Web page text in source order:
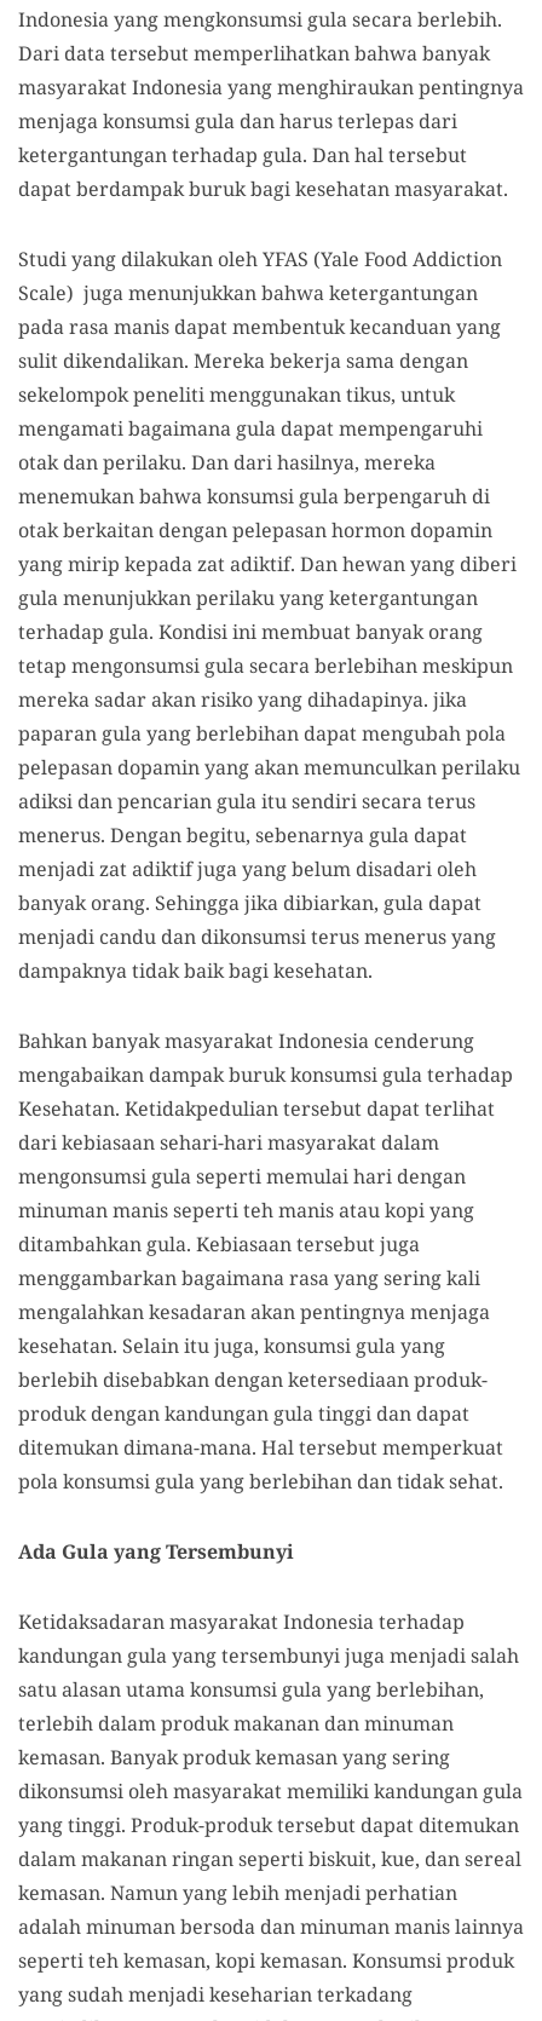
Indonesia yang mengkonsumsi gula secara berlebih.
Dari data tersebut memperlihatkan bahwa banyak
masyarakat Indonesia yang menghiraukan pentingnya
menjaga konsumsi gula dan harus terlepas dari
ketergantungan terhadap gula. Dan hal tersebut
dapat berdampak buruk bagi kesehatan masyarakat.
Studi yang dilakukan oleh YFAS (Yale Food Addiction
Scale) juga menunjukkan bahwa ketergantungan
pada rasa manis dapat membentuk kecanduan yang
sulit dikendalikan. Mereka bekerja sama dengan
sekelompok peneliti menggunakan tikus, untuk
mengamati bagaimana gula dapat mempengaruhi
otak dan perilaku. Dan dari hasilnya, mereka
menemukan bahwa konsumsi gula berpengaruh di
otak berkaitan dengan pelepasan hormon dopamin
yang mirip kepada zat adiktif. Dan hewan yang diberi
gula menunjukkan perilaku yang ketergantungan
terhadap gula. Kondisi ini membuat banyak orang
tetap mengonsumsi gula secara berlebihan meskipun
mereka sadar akan risiko yang dihadapinya. jika
paparan gula yang berlebihan dapat mengubah pola
pelepasan dopamin yang akan memunculkan perilaku
adiksi dan pencarian gula itu sendiri secara terus
menerus. Dengan begitu, sebenarnya gula dapat
menjadi zat adiktif juga yang belum disadari oleh
banyak orang. Sehingga jika dibiarkan, gula dapat
menjadi candu dan dikonsumsi terus menerus yang
dampaknya tidak baik bagi kesehatan.
Bahkan banyak masyarakat Indonesia cenderung
mengabaikan dampak buruk konsumsi gula terhadap
Kesehatan. Ketidakpedulian tersebut dapat terlihat
dari kebiasaan sehari-hari masyarakat dalam
mengonsumsi gula seperti memulai hari dengan
minuman manis seperti teh manis atau kopi yang
ditambahkan gula. Kebiasaan tersebut juga
menggambarkan bagaimana rasa yang sering kali
mengalahkan kesadaran akan pentingnya menjaga
kesehatan. Selain itu juga, konsumsi gula yang
berlebih disebabkan dengan ketersediaan produk-
produk dengan kandungan gula tinggi dan dapat
ditemukan dimana-mana. Hal tersebut memperkuat
pola konsumsi gula yang berlebihan dan tidak sehat.
Ada Gula yang Tersembunyi
Ketidaksadaran masyarakat Indonesia terhadap
kandungan gula yang tersembunyi juga menjadi salah
satu alasan utama konsumsi gula yang berlebihan,
terlebih dalam produk makanan dan minuman
kemasan. Banyak produk kemasan yang sering
dikonsumsi oleh masyarakat memiliki kandungan gula
yang tinggi. Produk-produk tersebut dapat ditemukan
dalam makanan ringan seperti biskuit, kue, dan sereal
kemasan. Namun yang lebih menjadi perhatian
adalah minuman bersoda dan minuman manis lainnya
seperti teh kemasan, kopi kemasan. Konsumsi produk
yang sudah menjadi keseharian terkadang